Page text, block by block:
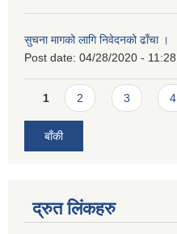
सुचना मागको लागि निवेदनको ढाँचा ।
Post date: 04/28/2020 - 11:28
Pages
1 2 3 4
बाँकी
द्रुत लिंकहरु